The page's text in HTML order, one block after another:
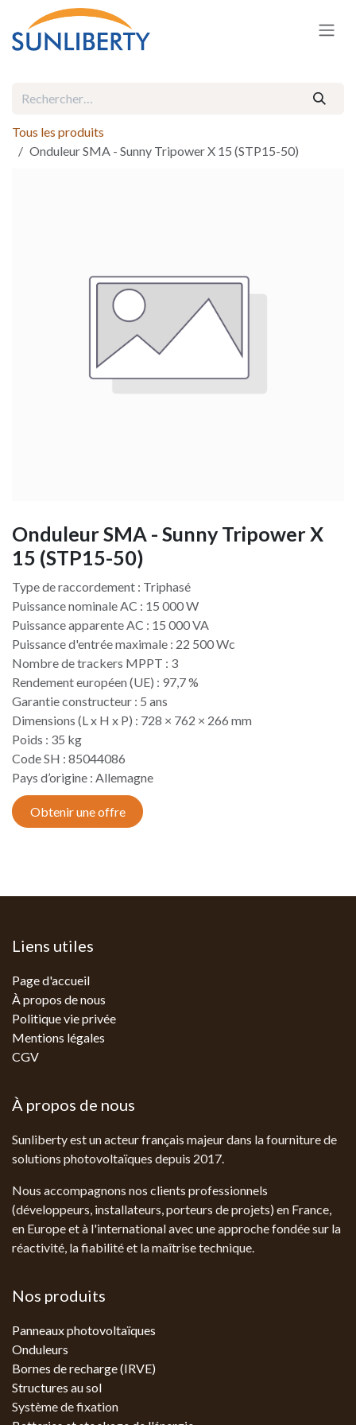
Se rendre au contenu
Tous les produits
Onduleur SMA - Sunny Tripower X 15 (STP15-50)
Onduleur SMA - Sunny Tripower X
15 (STP15-50)
Type de raccordement : Triphasé
Puissance nominale AC : 15 000 W
Puissance apparente AC : 15 000 VA
Puissance d'entrée maximale : 22 500 Wc
Nombre de trackers MPPT : 3
Rendement européen (UE) : 97,7 %
Garantie constructeur : 5 ans
Dimensions (L x H x P) : 728 × 762 × 266 mm
Poids : 35 kg
Code SH : 85044086
Pays d’origine : Allemagne​
Obtenir une offre
Liens utiles
Page d'accueil
À propos de nous
Politique vie privée
Mentions légales
CGV
À propos de nous
Sunliberty est un acteur français majeur dans la fourniture de
solutions photovoltaïques depuis 2017.
Nous accompagnons nos clients professionnels
(développeurs, installateurs, porteurs de projets) en France,
en Europe et à l'international avec une approche fondée sur la
réactivité, la fiabilité et la maîtrise technique.
Nos produits
Panneaux photovoltaïques
Onduleurs
Bornes de recharge (IRVE)
Structures au sol
Système de fixation